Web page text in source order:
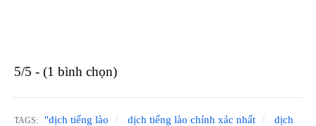
5/5 - (1 bình chọn)
TAGS: "dịch tiếng lào dịch tiếng lào chính xác nhất
dịch